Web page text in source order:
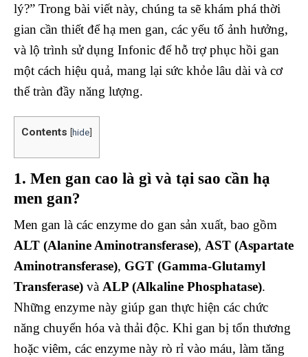
lý?” Trong bài viết này, chúng ta sẽ khám phá thời
gian cần thiết để hạ men gan, các yếu tố ảnh hưởng,
và lộ trình sử dụng Infonic để hỗ trợ phục hồi gan
một cách hiệu quả, mang lại sức khỏe lâu dài và cơ
thể tràn đầy năng lượng.
Contents [hide]
1. Men gan cao là gì và tại sao cần hạ
men gan?
Men gan là các enzyme do gan sản xuất, bao gồm
ALT (Alanine Aminotransferase), AST (Aspartate
Aminotransferase), GGT (Gamma-Glutamyl
Transferase) và ALP (Alkaline Phosphatase).
Những enzyme này giúp gan thực hiện các chức
năng chuyển hóa và thải độc. Khi gan bị tổn thương
hoặc viêm, các enzyme này rò rỉ vào máu, làm tăng